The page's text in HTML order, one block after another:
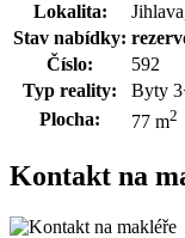
Lokalita:
Stav nabídky:
Číslo:
592
Typ reality:
Byty
Plocha:
77 m2
Kontakt na